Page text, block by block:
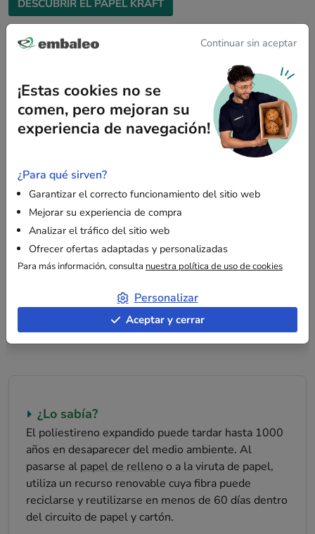
DESCUBRIR EL PAPEL KRAFT
La viruta de papel: el relleno de precisión
Perfecta para objetos con formas complejas que requieren
una sujeción total. Es elrelleno ecológico para paquetes
por excelencia para cajas regalo y presentaciones cuidadas.
Nota técnica:aunque estas soluciones de origen
biológico cubren el 90 % de las necesidades, algunos
objetos de alta precisión o con superficies
extremadamente frágiles todavía requieren el uso de
plástico de burbujaspara garantizar una protección
¿Lo sabía?
El poliestireno expandido puede tardar hasta 1000
años en desaparecer del medio ambiente. Al
pasarse al papel de relleno o a la viruta de papel,
utiliza un recurso renovable cuya fibra puede
reciclarse y reutilizarse en menos de 60 días dentro
del circuito de papel y cartón.
Continuar sin aceptar
¡Estas cookies no se
comen, pero mejoran su
experiencia de navegación!
¿Para qué sirven?
Garantizar el correcto funcionamiento del sitio web
Mejorar su experiencia de compra
Analizar el tráfico del sitio web
Ofrecer ofertas adaptadas y personalizadas
Para más información, consulta nuestra política de uso de cookies
Personalizar
Aceptar y cerrar